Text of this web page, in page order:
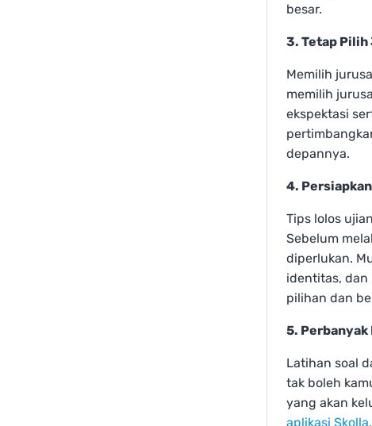
besar.
3. Tetap Pilih
Memilih
memilih
ekspektasi
depannya.
4.
Tips lolos
Sebelum
diperlukan.
identitas, dan
pilihan dan
5. Perbanyak
Latihan soal
tak boleh
yang akan
aplikasi Skolla.